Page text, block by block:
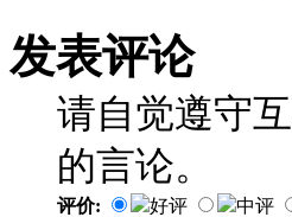
发表评论
请自觉遵守
的言论。
评价: 好评 中评